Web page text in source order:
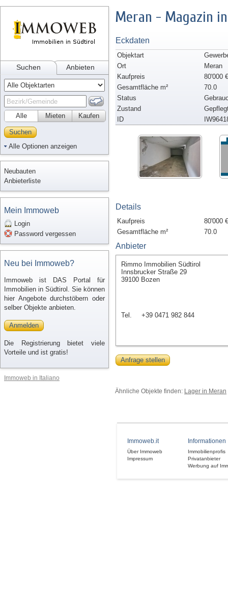
Suchen Anbieten
Alle Kaufen
Mieten
Suchen
Alle Optionen anzeigen
Neubauten
Anbieterliste
Mein Immoweb
Login
Password vergessen
Neu bei Immoweb?
Immoweb ist DAS Portal für
Immobilien in Südtirol. Sie können
hier Angebote durchstöbern oder
selber Objekte anbieten.
Anmelden
Die Registrierung bietet viele
Vorteile und ist gratis!
Immoweb in Italiano
Meran - Magazin
Eckdaten
Objektart
Ort
Meran
Kaufpreis
80'000 €
Gesamtfläche m²
70.0
Status
Zustand
ID
Details
Kaufpreis
80'000 €
Gesamtfläche m²
70.0
Anbieter
Rimmo Immobilien Südtirol
Innsbrucker Straße 29
39100 Bozen
Tel. +39 0471 982 844
Anfrage stellen
Ähnliche Objekte finden: Lager in Meran
Immoweb.it
Über Immoweb
Impressum
Informationen
Immobilienprofis
Privatanbieter
Werbung auf